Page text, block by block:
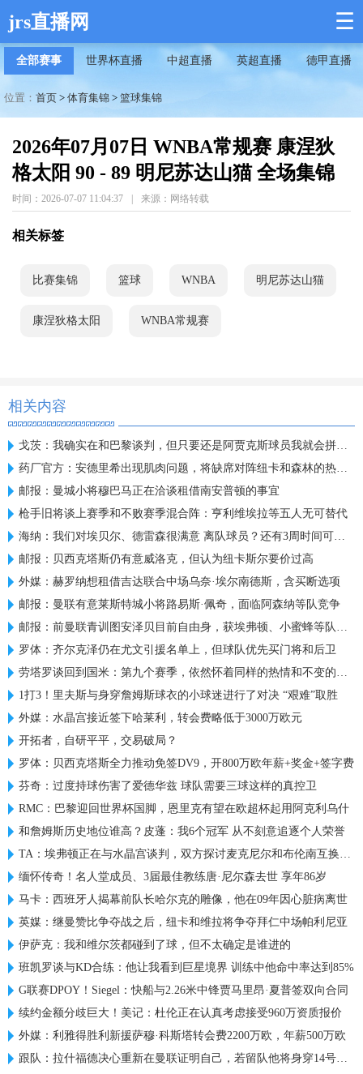
jrs直播网 ☰
全部赛事 世界杯直播 中超直播 英超直播 德甲直播
位置： 首页 > 体育集锦 > 篮球集锦
2026年07月07日 WNBA常规赛 康涅狄
格太阳 90 - 89 明尼苏达山猫 全场集锦
时间：2026-07-07 11:04:37 来源：网络转载
相关标签
比赛集锦 篮球 WNBA 明尼苏达山猫
康涅狄格太阳 WNBA常规赛
相关内容
戈茨：我确实在和巴黎谈判，但只要还是阿贾克斯球员我就会拼全力
药厂官方：安德里希出现肌肉问题，将缺席对阵纽卡和森林的热身赛
邮报：曼城小将穆巴马正在洽谈租借南安普顿的事宜
枪手旧将谈上赛季和不败赛季混合阵：亨利维埃拉等五人无可替代
海纳：我们对埃贝尔、德雷森很满意 离队球员？还有3周时间可操作
邮报：贝西克塔斯仍有意威洛克，但认为纽卡斯尔要价过高
外媒：赫罗纳想租借吉达联合中场乌奈·埃尔南德斯，含买断选项
邮报：曼联有意莱斯特城小将路易斯·佩奇，面临阿森纳等队竞争
邮报：前曼联青训图安泽贝目前自由身，获埃弗顿、小蜜蜂等队关注
罗体：齐尔克泽仍在尤文引援名单上，但球队优先买门将和后卫
劳塔罗谈回到国米：第九个赛季，依然怀着同样的热情和不变的雄心
1打3！里夫斯与身穿詹姆斯球衣的小球迷进行了对决 “艰难”取胜
外媒：水晶宫接近签下哈莱利，转会费略低于3000万欧元
开拓者，自研平平，交易破局？
罗体：贝西克塔斯全力推动免签DV9，开800万欧年薪+奖金+签字费
芬奇：过度持球伤害了爱德华兹 球队需要三球这样的真控卫
RMC：巴黎迎回世界杯国脚，恩里克有望在欧超杯起用阿克利乌什
和詹姆斯历史地位谁高？皮蓬：我6个冠军 从不刻意追逐个人荣誉
TA：埃弗顿正在与水晶宫谈判，双方探讨麦克尼尔和布伦南互换交易
缅怀传奇！名人堂成员、3届最佳教练唐·尼尔森去世 享年86岁
马卡：西班牙人揭幕前队长哈尔克的雕像，他在09年因心脏病离世
英媒：继曼赞比争夺战之后，纽卡和维拉将争夺拜仁中场帕利尼亚
伊萨克：我和维尔茨都碰到了球，但不太确定是谁进的
班凯罗谈与KD合练：他让我看到巨星境界 训练中他命中率达到85%
G联赛DPOY！Siegel：快船与2.26米中锋贾马里昂·夏普签双向合同
续约金额分歧巨大！美记：杜伦正在认真考虑接受960万资质报价
外媒：利雅得胜利新援萨穆·科斯塔转会费2200万欧，年薪500万欧
跟队：拉什福德决心重新在曼联证明自己，若留队他将身穿14号球衣